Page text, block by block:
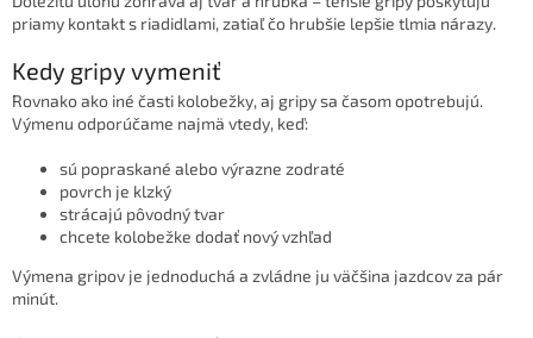
priamy kontakt s riadidlami, zatiaľ čo hrubšie lepšie tlmia nárazy.
Kedy gripy vymeniť
Rovnako ako iné časti kolobežky, aj gripy sa časom opotrebujú.
Výmenu odporúčame najmä vtedy, keď:
sú popraskané alebo výrazne zodraté
povrch je klzký
strácajú pôvodný tvar
chcete kolobežke dodať nový vzhľad
Výmena gripov je jednoduchá a zvládne ju väčšina jazdcov za pár
minút.